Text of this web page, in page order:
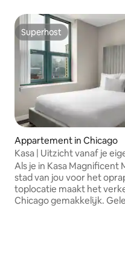
Superhost
Superhost
Appartement in Chicago
Kasa | Uitzicht vanaf je
Chicago
Als je in Kasa Magnificent
stad van jou voor het
toplocatie maakt het
Chicago gemakkelijk.